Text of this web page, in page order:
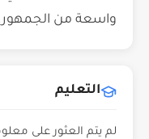
واسعة من
التعليم
لم يتم العثور على